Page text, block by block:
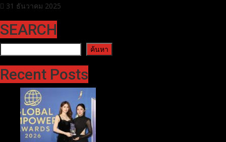
31 ธันวาคม 2025
SEARCH
ค้นหา ค้นหา
Recent Posts